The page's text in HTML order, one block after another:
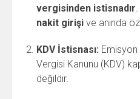
vergisinden istisnadır
nakit girişi ve anında
KDV İstisnası:
Vergisi Kanunu (KDV)
değildir.